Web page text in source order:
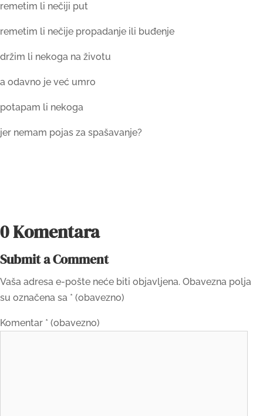
remetim li nečiji put
remetim li nečije propadanje ili buđenje
držim li nekoga na životu
a odavno je već umro
potapam li nekoga
jer nemam pojas za spašavanje?
0 Komentara
Submit a Comment
Vaša adresa e-pošte neće biti objavljena. Obavezna polja
su označena sa * (obavezno)
Komentar * (obavezno)